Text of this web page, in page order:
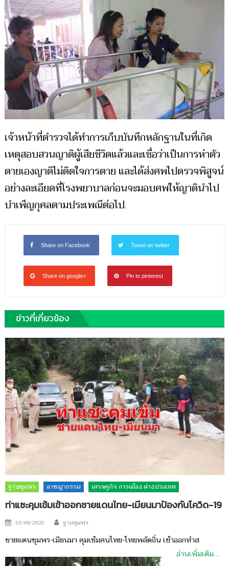
เจ้าหน้าที่ตำรวจได้ทำการเก็บบันทึกหลักฐานในที่เกิด
เหตุสอบสวนญาติผู้เสียชีวิตแล้วและเชื่อว่าเป็นการห่าตัว
ตายเองญาติไม่ติดใจการตาย และได้ส่งศพไปตรวจพิสูจน์
อย่างละเอียดที่โรงพยาบาลก่อนจะมอบศพให้ญาตินำไป
บำเพ็ญกุศลตามประเพณีต่อไป.
Share on Facebook Tweet on twitter
Share on google+ Pin to pinterest
ข่าวที่เกี่ยวข้อง
ฐานชุมพร อาชญากรรม เศรษฐกิจ การเมือง ต่างประเทศ
ท่าแซะคุมเข้มเข้าออกชายแดนไทย-เมียนมาป้องกันโควิด-19
Posted
01/09/2020 Author
ฐานชุมพร
ชายแดนชุมพร-เมียนมา คุมเข้มคนไทย-ไทยพลัดถิ่น เข้าออกทำส
อ่านเพิ่มเติม…